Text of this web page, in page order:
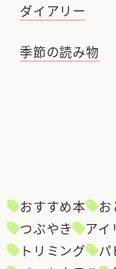
ダイアリー
季節の読み物
おすすめ本 お
つぶやき
アイ
トリミング
パ